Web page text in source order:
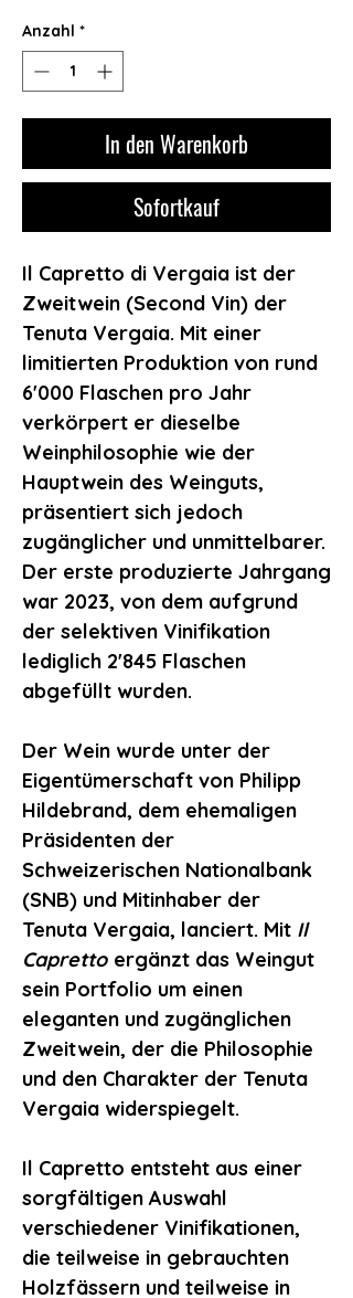
Anzahl *
In den Warenkorb
Sofortkauf
Il Capretto di Vergaia ist der
Zweitwein (Second Vin) der
Tenuta Vergaia. Mit einer
limitierten Produktion von rund
6'000 Flaschen pro Jahr
verkörpert er dieselbe
Weinphilosophie wie der
Hauptwein des Weinguts,
präsentiert sich jedoch
zugänglicher und unmittelbarer.
Der erste produzierte Jahrgang
war 2023, von dem aufgrund
der selektiven Vinifikation
lediglich 2'845 Flaschen
abgefüllt wurden.
Der Wein wurde unter der
Eigentümerschaft von Philipp
Hildebrand, dem ehemaligen
Präsidenten der
Schweizerischen Nationalbank
(SNB) und Mitinhaber der
Tenuta Vergaia, lanciert. Mit Il
Capretto ergänzt das Weingut
sein Portfolio um einen
eleganten und zugänglichen
Zweitwein, der die Philosophie
und den Charakter der Tenuta
Vergaia widerspiegelt.
Il Capretto entsteht aus einer
sorgfältigen Auswahl
verschiedener Vinifikationen,
die teilweise in gebrauchten
Holzfässern und teilweise in